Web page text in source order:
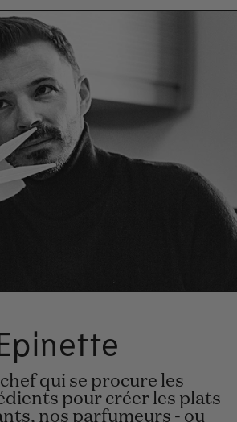
qui se procure les
pour créer les plats
nos parfumeurs - ou